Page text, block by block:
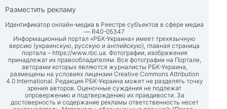
Разместить рекламу
Идентификатор онлайн-медиа в Реестре субъектов в сфере медиа
— R40-05347
Информационный портал «РБК-Украина» имеет трехязычную
версию (украинскую, русскую и английскую), главная страница
портала – https://www.rbc.ua. Фотографии, изображения
принадлежат их правообладателям. Все фотографии на Портале,
авторами которых являются журналисты РБК-Украина,
размещены на условиях лицензии Creative Commons Attribution
4.0 International. Редакция РБК-Украина может не разделять точку
зрения авторов. Оценочные суждения не подлежат
опровержению и подтверждению их правдивости. За
достоверность и содержание рекламы ответственность несет